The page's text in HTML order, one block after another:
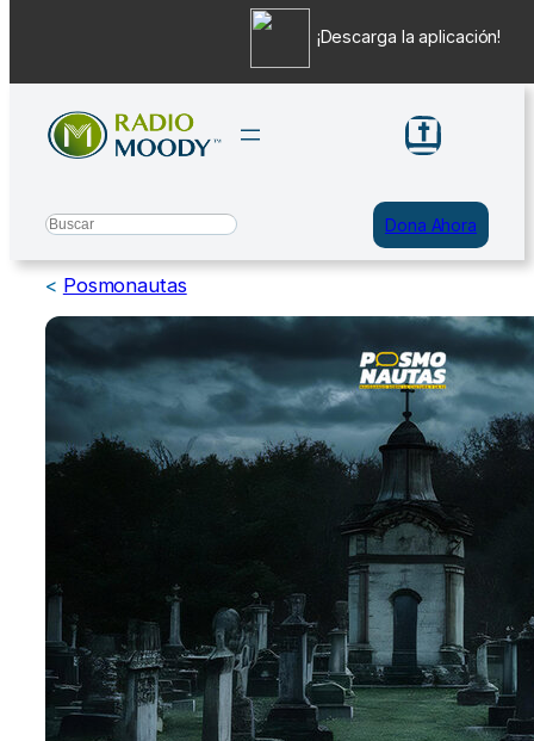
contenido
Search Dona Ahora
< Posmonautas
¡Descarga la aplicación!